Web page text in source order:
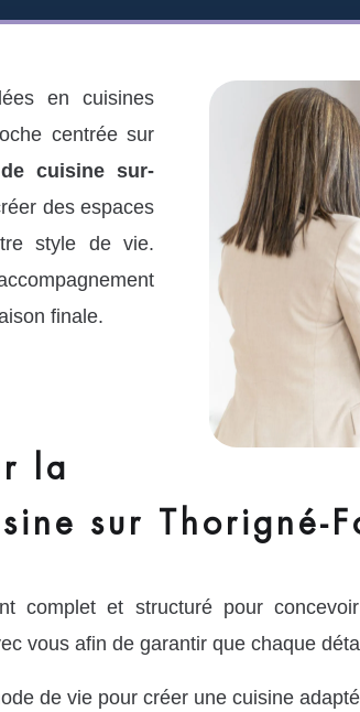
en cuisines
centrée sur
cuisine sur-
des espaces
style de vie.
finale.
la
sur Thorigné-
complet et structuré pour
vous afin de garantir que chaque
de vie pour créer une cuisine